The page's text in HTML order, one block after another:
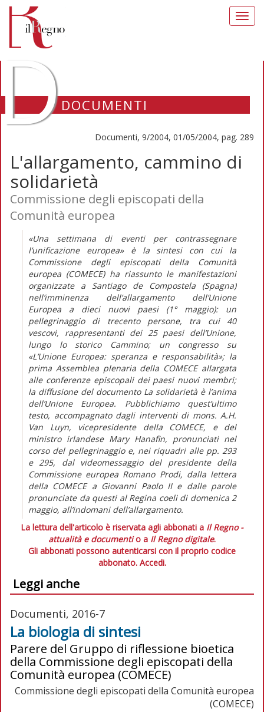
DOCUMENTI
Documenti, 9/2004, 01/05/2004, pag. 289
L'allargamento, cammino di
solidarietà
Commissione degli episcopati della
Comunità europea
«Una settimana di eventi per contrassegnare
l’unificazione europea» è la sintesi con cui la
Commissione degli episcopati della Comunità
europea (COMECE) ha riassunto le manifestazioni
organizzate a Santiago de Compostela (Spagna)
nell’imminenza dell’allargamento dell’Unione
Europea a dieci nuovi paesi (1° maggio): un
pellegrinaggio di trecento persone, tra cui 40
vescovi, rappresentanti dei 25 paesi dell’Unione,
lungo lo storico Cammino; un congresso su
«L’Unione Europea: speranza e responsabilità»; la
prima Assemblea plenaria della COMECE allargata
alle conferenze episcopali dei paesi nuovi membri;
la diffusione del documento La solidarietà è l’anima
dell’Unione Europea. Pubblichiamo quest’ultimo
testo, accompagnato dagli interventi di mons. A.H.
Van Luyn, vicepresidente della COMECE, e del
ministro irlandese Mary Hanafin, pronunciati nel
corso del pellegrinaggio e, nei riquadri alle pp. 293
e 295, dal videomessaggio del presidente della
Commissione europea Romano Prodi, dalla lettera
della COMECE a Giovanni Paolo II e dalle parole
pronunciate da questi al Regina coeli di domenica 2
maggio, all’indomani dell’allargamento.
La lettura dell'articolo è riservata agli abbonati a Il Regno -
attualità e documentio a Il Regno digitale.
Gli abbonati possono autenticarsi con il proprio codice
abbonato. Accedi.
Leggi anche
Documenti, 2016-7
La biologia di sintesi
Parere del Gruppo di riflessione bioetica
della Commissione degli episcopati della
Comunità europea (COMECE)
Commissione degli episcopati della Comunità europea
(COMECE)